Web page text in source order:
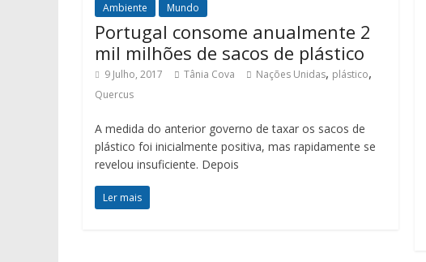
Ambiente Mundo
Portugal consome anualmente 2
mil milhões de sacos de plástico
9 Julho, 2017 Tânia Cova Nações Unidas, plástico,
Quercus
A medida do anterior governo de taxar os sacos de
plástico foi inicialmente positiva, mas rapidamente se
revelou insuficiente. Depois
Ler mais